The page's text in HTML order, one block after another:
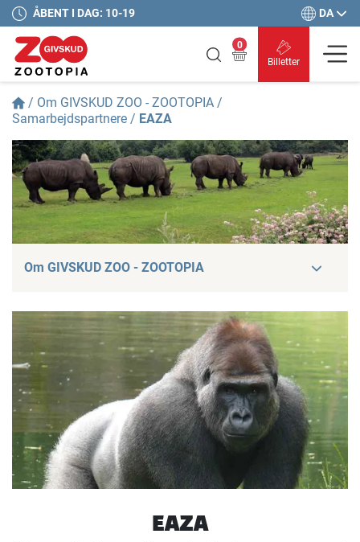
ÅBENT I DAG: 10-19 DA
Billetter
0
/ Om GIVSKUD ZOO - ZOOTOPIA /
Samarbejdspartnere / EAZA
Om GIVSKUD ZOO - ZOOTOPIA
EAZA